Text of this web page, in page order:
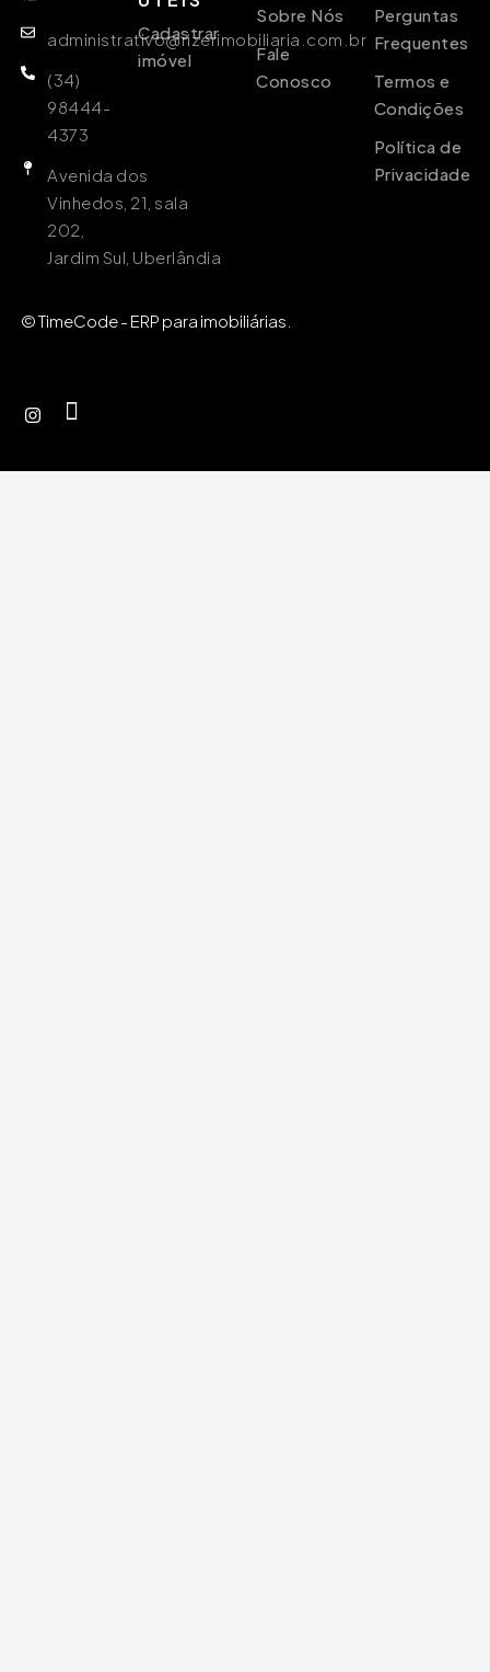
administrativo@rizerimobiliaria.com.br
(34)
98444-
4373
Avenida dos
Vinhedos, 21, sala
202,
Jardim Sul, Uberlândia
Cadastrar
imóvel
Sobre Nós
Fale
Conosco
Perguntas
Frequentes
Termos e
Condições
Política de
Privacidade
© TimeCode - ERP para imobiliárias.